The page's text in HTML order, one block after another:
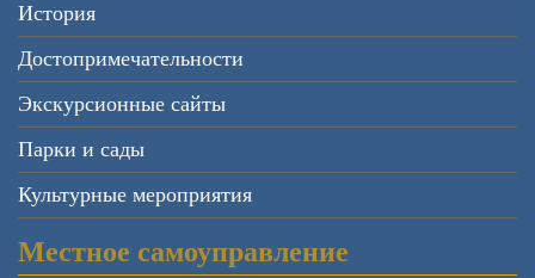
История
Достопримечательности
Экскурсионные сайты
Парки и сады
Культурные мероприятия
Местное самоуправление